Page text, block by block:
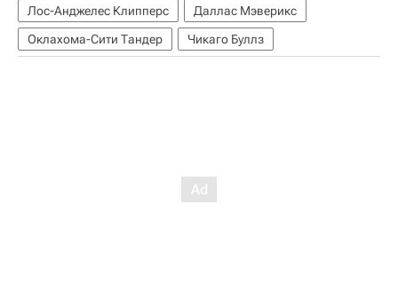
Лос-Анджелес Клипперс
Даллас Мэверикс
Оклахома-Сити Тандер
Чикаго Буллз